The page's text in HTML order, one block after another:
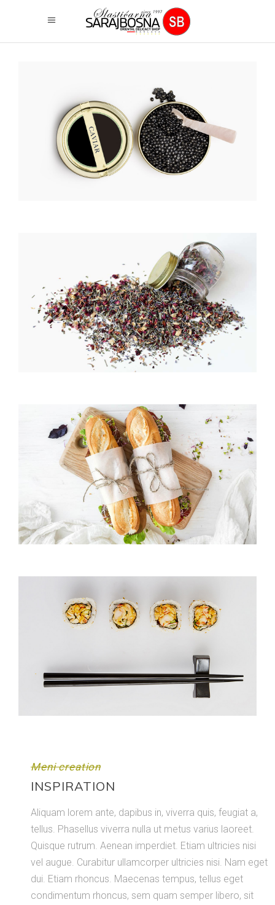
Meni creation
INSPIRATION
Aliquam lorem ante, dapibus in, viverra quis, feugiat a,
tellus. Phasellus viverra nulla ut metus varius laoreet.
Quisque rutrum. Aenean imperdiet. Etiam ultricies nisi
vel augue. Curabitur ullamcorper ultricies nisi. Nam eget
dui. Etiam rhoncus. Maecenas tempus, tellus eget
condimentum rhoncus, sem quam semper libero, sit